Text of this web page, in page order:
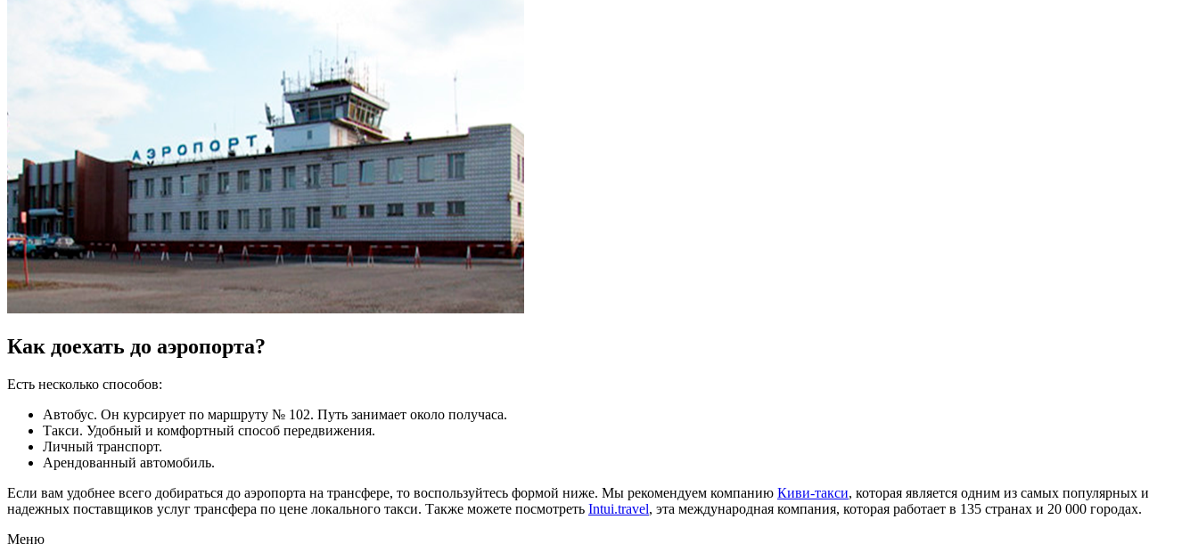
Как доехать до аэропорта?
Есть несколько способов:
Автобус. Он курсирует по маршруту № 102. Путь занимает около получаса.
Такси. Удобный и комфортный способ передвижения.
Личный транспорт.
Арендованный автомобиль.
Если вам удобнее всего добираться до аэропорта на трансфере, то воспользуйтесь формой ниже. Мы рекомендуем компанию Киви-такси, которая является одним из самых популярных и
надежных поставщиков услуг трансфера по цене локального такси. Также можете посмотреть Intui.travel, эта международная компания, которая работает в 135 странах и 20 000 городах.
Меню